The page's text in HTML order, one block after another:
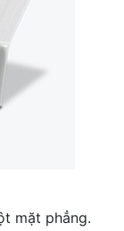
mặt phẳng.